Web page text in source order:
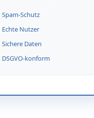
Spam-Schutz
Echte Nutzer
Sichere Daten
DSGVO-konform